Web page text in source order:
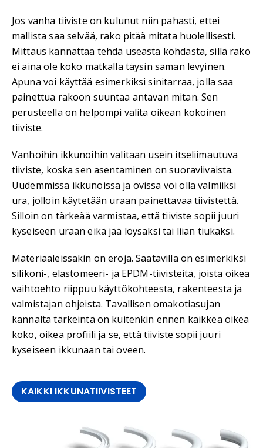
Jos vanha tiiviste on kulunut niin pahasti, ettei
mallista saa selvää, rako pitää mitata huolellisesti.
Mittaus kannattaa tehdä useasta kohdasta, sillä rako
ei aina ole koko matkalla täysin saman levyinen.
Apuna voi käyttää esimerkiksi sinitarraa, jolla saa
painettua rakoon suuntaa antavan mitan. Sen
perusteella on helpompi valita oikean kokoinen
tiiviste.
Vanhoihin ikkunoihin valitaan usein itseliimautuva
tiiviste, koska sen asentaminen on suoraviivaista.
Uudemmissa ikkunoissa ja ovissa voi olla valmiiksi
ura, jolloin käytetään uraan painettavaa tiivistettä.
Silloin on tärkeää varmistaa, että tiiviste sopii juuri
kyseiseen uraan eikä jää löysäksi tai liian tiukaksi.
Materiaaleissakin on eroja. Saatavilla on esimerkiksi
silikoni-, elastomeeri- ja EPDM-tiivisteitä, joista oikea
vaihtoehto riippuu käyttökohteesta, rakenteesta ja
valmistajan ohjeista. Tavallisen omakotiasujan
kannalta tärkeintä on kuitenkin ennen kaikkea oikea
koko, oikea profiili ja se, että tiiviste sopii juuri
kyseiseen ikkunaan tai oveen.
KAIKKI IKKUNATIIVISTEET